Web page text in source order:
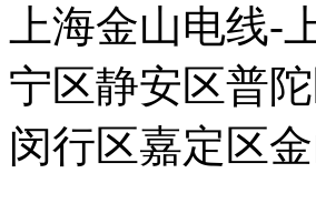
上海金山电线-
宁区静安区普
闵行区嘉定区